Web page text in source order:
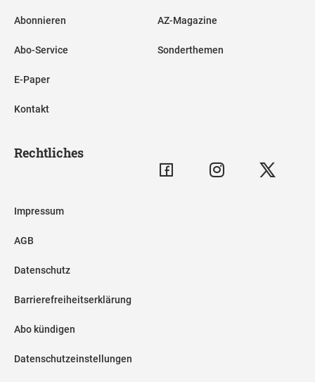
Abonnieren
Abo-Service
E-Paper
Kontakt
AZ-Magazine
Sonderthemen
Rechtliches
Impressum
AGB
Datenschutz
Barrierefreiheitserklärung
Abo kündigen
Datenschutzeinstellungen